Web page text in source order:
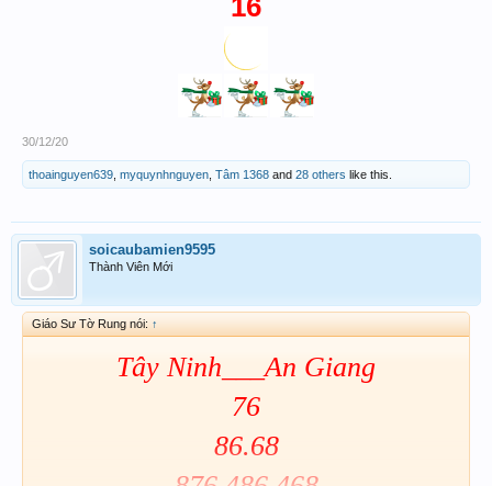
16
30/12/20
thoainguyen639 myquynhnguyen Tâm 1368 and 28 others like this.
soicaubamien9595
Thành Viên Mới
Giáo Sư Tờ Rung nói: ↑
Tây Ninh___An Giang
76
86.68